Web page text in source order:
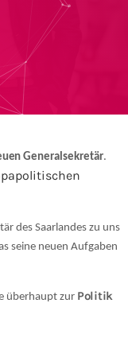
Generalsekretär.
des Saarlandes zu uns
seine neuen Aufgaben
überhaupt zur Politik